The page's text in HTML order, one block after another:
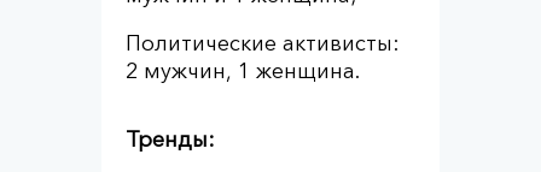
Политические активисты:
2 мужчин, 1 женщина.
Тренды: